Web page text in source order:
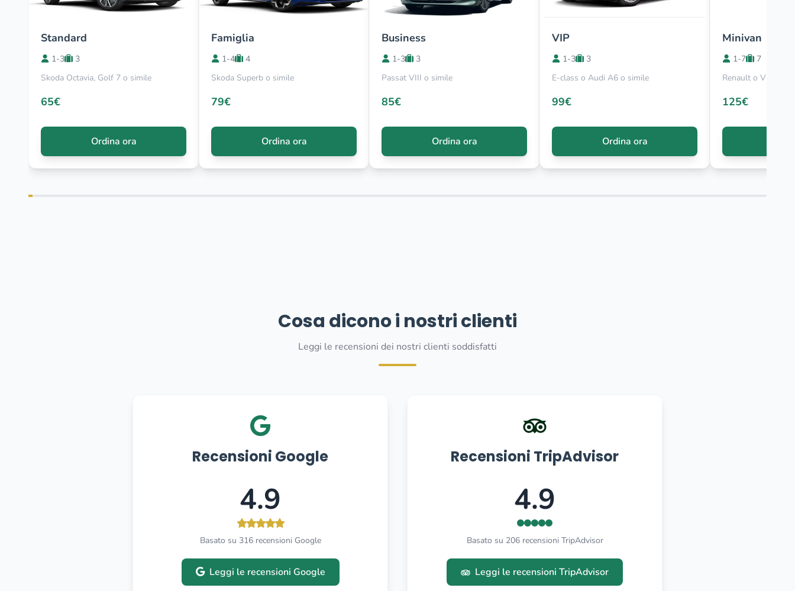
Standard
1-3
3
Skoda Octavia, Golf 7 o simile
65€
Ordina ora
Famiglia
1-4
4
Skoda Superb o simile
79€
Ordina ora
Business
1-3
3
Passat VIII o simile
85€
Ordina ora
VIP
1-3
3
E-class o Audi A6 o simile
99€
Ordina ora
Minivan
1-7
7
Renault o Viano
125€
Cosa dicono i nostri clienti
Leggi le recensioni dei nostri clienti soddisfatti
Recensioni Google
4.9
Basato su 316 recensioni Google
Leggi le recensioni Google
Recensioni TripAdvisor
4.9
Basato su 206 recensioni TripAdvisor
Leggi le recensioni TripAdvisor